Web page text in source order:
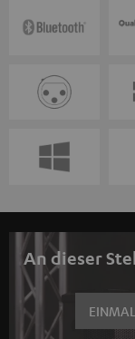
An dieser